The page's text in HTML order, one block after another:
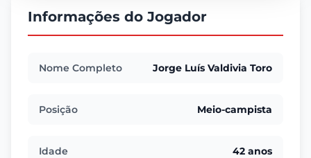
Informações do Jogador
Nome Completo Jorge Luís Valdivia Toro
Posição Meio-campista
Idade 42 anos